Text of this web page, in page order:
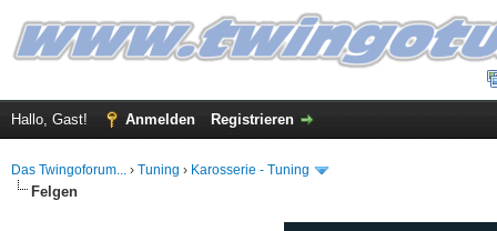
Hallo, Gast! Anmelden Registrieren
Das Twingoforum... › Tuning › Karosserie - Tuning
Felgen